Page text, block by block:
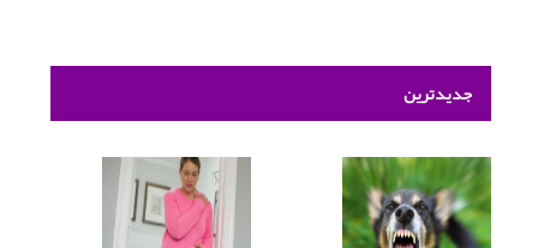
جدیدترین